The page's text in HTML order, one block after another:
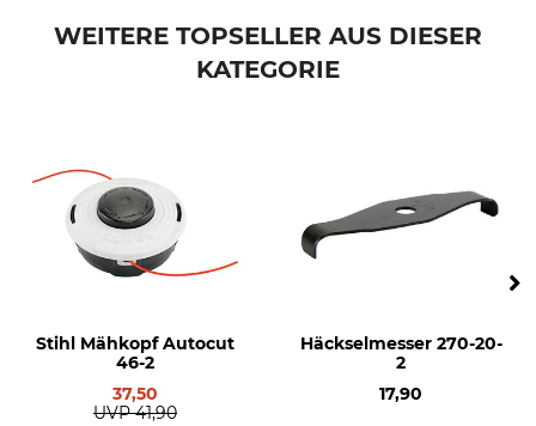
WEITERE TOPSELLER AUS DIESER
KATEGORIE
Stihl Mähkopf Autocut
46-2
37,50
UVP 41,90
Häckselmesser 270-20-
2
17,90